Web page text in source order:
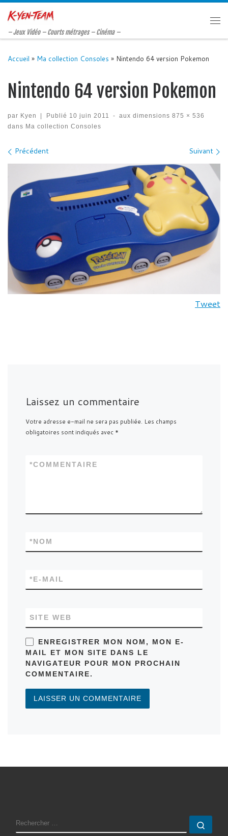
Passer au contenu
– Jeux Vidéo – Courts métrages – Cinéma –
Accueil » Ma collection Consoles » Nintendo 64 version Pokemon
Nintendo 64 version Pokemon
par Kyen | Publié 10 juin 2011 - aux dimensions 875 × 536
dans Ma collection Consoles
Navigation des images
Précédent Suivant
Tweet
Laissez un commentaire
Votre adresse e-mail ne sera pas publiée. Les champs
obligatoires sont indiqués avec *
COMMENTAIRE
*
NOM
*
E-MAIL
*
SITE WEB
ENREGISTRER MON NOM, MON E-
MAIL ET MON SITE DANS LE
NAVIGATEUR POUR MON PROCHAIN
COMMENTAIRE.
RECHERCHER